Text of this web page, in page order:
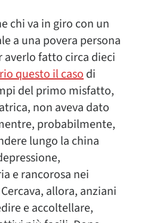
chi va in giro con un
a una povera persona
averlo fatto circa dieci
questo il casodi
del primo misfatto,
non aveva dato
probabilmente,
lungo la china
e rancorosa nei
allora, anziani
e accoltellare,